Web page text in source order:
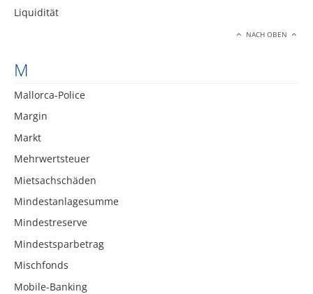
Liquidität
NACH OBEN
M
Mallorca-Police
Margin
Markt
Mehrwertsteuer
Mietsachschäden
Mindestanlagesumme
Mindestreserve
Mindestsparbetrag
Mischfonds
Mobile-Banking